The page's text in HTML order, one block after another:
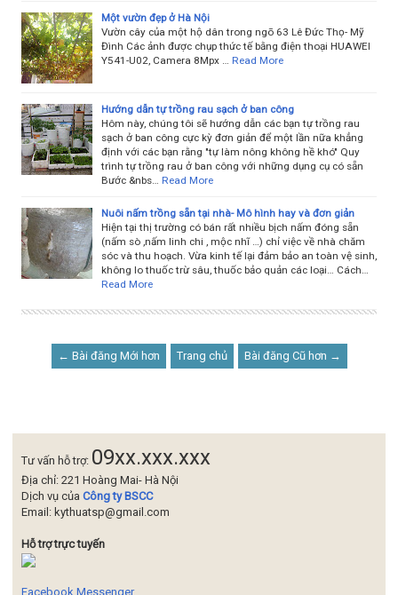
Một vườn đẹp ở Hà Nội
Vườn cây của một hộ dân trong ngõ 63 Lê Đức Thọ- Mỹ
Đình Các ảnh được chụp thức tế bằng điện thoại HUAWEI
Y541-U02, Camera 8Mpx …
Read More
Hướng dẫn tự trồng rau sạch ở ban công
Hôm này, chúng tôi sẽ hướng dẫn các bạn tự trồng rau
sạch ở ban công cực kỳ đơn giản để một lần nữa khẳng
định với các bạn rằng "tự làm nông không hề khó" Quy
trình tự trồng rau ở ban công với những dụng cụ có sẵn
Bước &nbs…
Read More
Nuôi nấm trồng sẵn tại nhà- Mô hình hay và đơn giản
Hiện tại thị trường có bán rất nhiều bịch nấm đóng sẵn
(nấm sò ,nấm linh chi , mộc nhĩ …) chỉ việc về nhà chăm
sóc và thu hoạch. Vừa kinh tế lại đảm bảo an toàn vệ sinh,
không lo thuốc trừ sâu, thuốc bảo quản các loại… Cách…
Read More
← Bài đăng Mới hơn Trang chủ Bài đăng Cũ hơn →
Tư vấn hỗ trợ: 09xx.xxx.xxx
Địa chỉ: 221 Hoàng Mai- Hà Nội
Dịch vụ của Công ty BSCC
Email: kythuatsp@gmail.com
Hỗ trợ trực tuyến
Facebook Messenger